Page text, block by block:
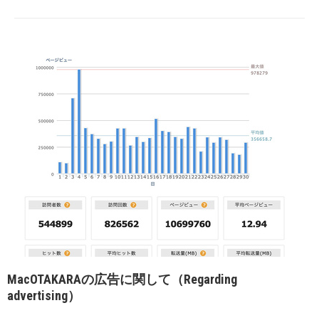
MacOTAKARAの広告に関して（Regarding
advertising）